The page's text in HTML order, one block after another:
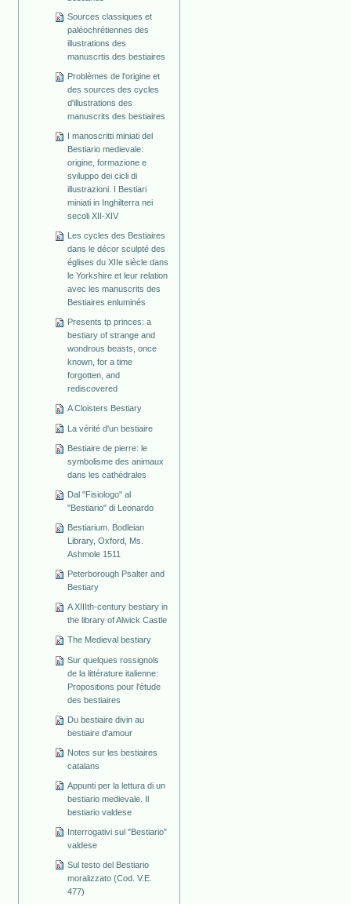
Sources classiques et
paléochrétiennes des
illustrations des
manuscrtis des bestiaires
Problèmes de l'origine et
des sources des cycles
d'illustrations des
manuscrits des bestiaires
I manoscritti miniati del
Bestiario medievale:
origine, formazione e
sviluppo dei cicli di
illustrazioni. I Bestiari
miniati in Inghilterra nei
secoli XII-XIV
Les cycles des Bestiaires
dans le décor sculpté des
églises du XIIe siècle dans
le Yorkshire et leur relation
avec les manuscrits des
Bestiaires enluminés
Presents tp princes: a
bestiary of strange and
wondrous beasts, once
known, for a time
forgotten, and
rediscovered
A Cloisters Bestiary
La vérité d'un bestiaire
Bestiaire de pierre: le
symbolisme des animaux
dans les cathédrales
Dal "Fisiologo" al
"Bestiario" di Leonardo
Bestiarium. Bodleian
Library, Oxford, Ms.
Ashmole 1511
Peterborough Psalter and
Bestiary
A XIIIth-century bestiary in
the library of Alwick Castle
The Medieval bestiary
Sur quelques rossignols
de la littérature italienne:
Propositions pour l'étude
des bestiaires
Du bestiaire divin au
bestiaire d'amour
Notes sur les bestiaires
catalans
Appunti per la lettura di un
bestiario medievale. Il
bestiario valdese
Interrogativi sul "Bestiario"
valdese
Sul testo del Bestiario
moralizzato (Cod. V.E.
477)